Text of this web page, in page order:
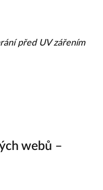
před UV zářením
webů –